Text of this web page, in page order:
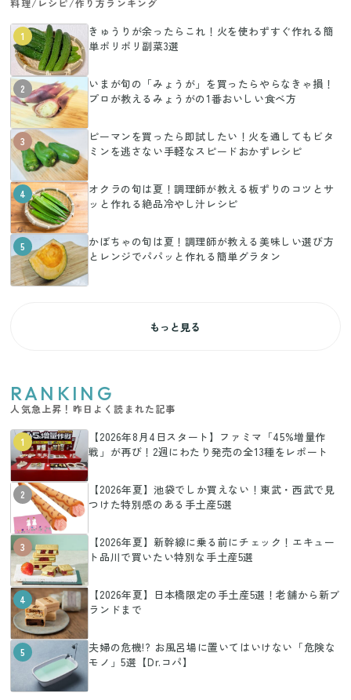
料理/レシピ/作り方ランキング
1
きゅうりが余ったらこれ！火を使わずすぐ作れる簡
単ポリポリ副菜3選
2
いまが旬の「みょうが」を買ったらやらなきゃ損！
プロが教えるみょうがの1番おいしい食べ方
3
ピーマンを買ったら即試したい！火を通してもビタ
ミンを逃さない手軽なスピードおかずレシピ
4
オクラの旬は夏！調理師が教える板ずりのコツとサ
ッと作れる絶品冷やし汁レシピ
5
かぼちゃの旬は夏！調理師が教える美味しい選び方
とレンジでパパッと作れる簡単グラタン
もっと見る
RANKING
人気急上昇！昨日よく読まれた記事
1
【2026年8月4日スタート】ファミマ「45%増量作
戦」が再び！2週にわたり発売の全13種をレポート
2
【2026年夏】池袋でしか買えない！東武・西武で見
つけた特別感のある手土産5選
3
【2026年夏】新幹線に乗る前にチェック！エキュー
ト品川で買いたい特別な手土産5選
4
【2026年夏】日本橋限定の手土産5選！老舗から新ブ
ランドまで
5
夫婦の危機!? お風呂場に置いてはいけない「危険な
モノ」5選【Dr.コパ】